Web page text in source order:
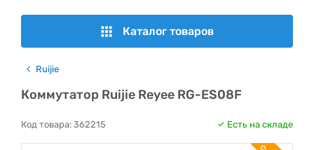
Каталог товаров
Ruijie
Коммутатор Ruijie Reyee RG-ES08F
Код товара: 362215 Есть на складе